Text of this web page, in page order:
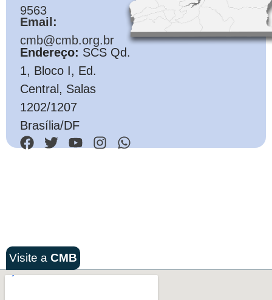
9563
Email:
cmb@cmb.org.br
Endereço: SCS Qd.
1, Bloco I, Ed.
Central, Salas
1202/1207
Brasília/DF
Visite a CMB